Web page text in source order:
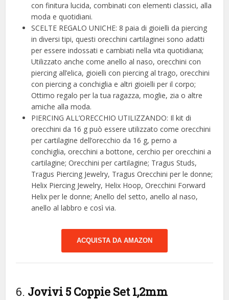
con finitura lucida, combinati con elementi classici, alla
moda e quotidiani.
SCELTE REGALO UNICHE: 8 paia di gioielli da piercing
in diversi tipi, questi orecchini cartilaginei sono adatti
per essere indossati e cambiati nella vita quotidiana;
Utilizzato anche come anello al naso, orecchini con
piercing all’elica, gioielli con piercing al trago, orecchini
con piercing a conchiglia e altri gioielli per il corpo;
Ottimo regalo per la tua ragazza, moglie, zia o altre
amiche alla moda.
PIERCING ALL’ORECCHIO UTILIZZANDO: Il kit di
orecchini da 16 g può essere utilizzato come orecchini
per cartilagine dell’orecchio da 16 g, perno a
conchiglia, orecchini a bottone, cerchio per orecchini a
cartilagine; Orecchini per cartilagine; Tragus Studs,
Tragus Piercing Jewelry, Tragus Orecchini per le donne;
Helix Piercing Jewelry, Helix Hoop, Orecchini Forward
Helix per le donne; Anello del setto, anello al naso,
anello al labbro e così via.
ACQUISTA DA AMAZON
6. Jovivi 5 Coppie Set 1,2mm